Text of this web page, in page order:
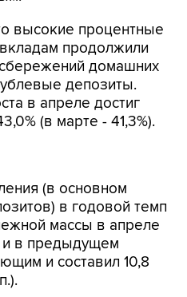
высокие процентные
продолжили
домашних
депозиты.
в апреле достиг
(в марте - 41,3%).
массы в апреле
и в предыдущем
и составил 10,8
в апреле